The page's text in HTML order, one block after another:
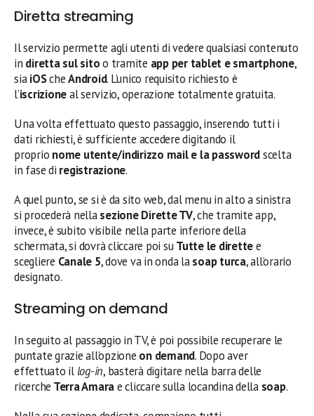
Diretta streaming
Il servizio permette agli utenti di vedere qualsiasi contenuto
in diretta sul sitoo tramite app per tablet e smartphone,
siaiOScheAndroid. L’unico requisito richiesto è
l’iscrizioneal servizio, operazione totalmente gratuita.
Una volta effettuato questo passaggio, inserendo tutti i
dati richiesti, è sufficiente accedere digitando il
proprio nome utente/indirizzo mail e la passwordscelta
in fase di registrazione.
A quel punto, se si è da sito web, dal menu in alto a sinistra
si procederà nellasezione Dirette TV, che tramite app,
invece, è subito visibile nella parte inferiore della
schermata, si dovrà cliccare poi suTutte le direttee
scegliere Canale 5, dove va in onda lasoap turca, all’orario
designato.
Streaming on demand
In seguito al passaggio in TV, è poi possibile recuperare le
puntate grazie all’opzione on demand. Dopo aver
effettuato illog-in, basterà digitare nella barra delle
ricerche Terra Amarae cliccare sulla locandina della soap.